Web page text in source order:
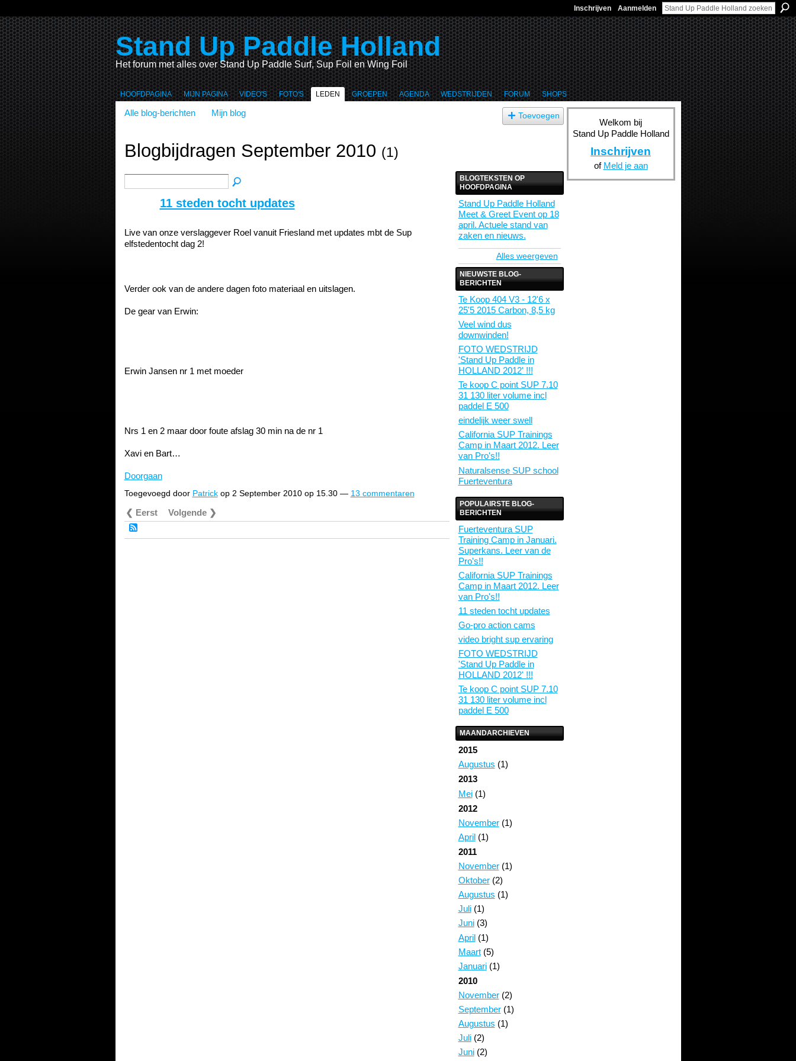
Inschrijven Aanmelden
Stand Up Paddle Holland
Het forum met alles over Stand Up Paddle Surf, Sup Foil en Wing Foil
HOOFDPAGINA MIJN PAGINA VIDEO'S FOTO'S LEDEN GROEPEN AGENDA WEDSTRIJDEN FORUM SHOPS
Alle blog-berichten Mijn blog Toevoegen
Blogbijdragen September 2010 (1)
11 steden tocht updates
Live van onze verslaggever Roel vanuit Friesland met updates mbt de Sup
elfstedentocht dag 2!
Verder ook van de andere dagen foto materiaal en uitslagen.
De gear van Erwin:
Erwin Jansen nr 1 met moeder
Nrs 1 en 2 maar door foute afslag 30 min na de nr 1
Xavi en Bart…
Doorgaan
Toegevoegd door Patrickop 2 September 2010 op 15.30 — 13 commentaren
❮ Eerst Volgende ❯
BLOGTEKSTEN OP
HOOFDPAGINA
Stand Up Paddle Holland
Meet & Greet Event op 18
april. Actuele stand van
zaken en nieuws.
Alles weergeven
NIEUWSTE BLOG-
BERICHTEN
Te Koop 404 V3 - 12'6 x
25'5 2015 Carbon, 8,5 kg
Veel wind dus
downwinden!
FOTO WEDSTRIJD
'Stand Up Paddle in
HOLLAND 2012' !!!
Te koop C point SUP 7.10
31 130 liter volume incl
paddel E 500
eindelijk weer swell
California SUP Trainings
Camp in Maart 2012. Leer
van Pro's!!
Naturalsense SUP school
Fuerteventura
POPULAIRSTE BLOG-
BERICHTEN
Fuerteventura SUP
Training Camp in Januari.
Superkans. Leer van de
Pro's!!
California SUP Trainings
Camp in Maart 2012. Leer
van Pro's!!
11 steden tocht updates
Go-pro action cams
video bright sup ervaring
FOTO WEDSTRIJD
'Stand Up Paddle in
HOLLAND 2012' !!!
Te koop C point SUP 7.10
31 130 liter volume incl
paddel E 500
MAANDARCHIEVEN
2015
Augustus (1)
2013
Mei(1)
2012
November(1)
April(1)
2011
November(1)
Oktober(2)
Augustus (1)
Juli(1)
Juni(3)
April(1)
Maart(5)
Januari(1)
2010
November(2)
September(1)
Augustus (1)
Juli(2)
Juni(2)
Welkom bij
Stand Up Paddle Holland
Inschrijven
of Meld je aan